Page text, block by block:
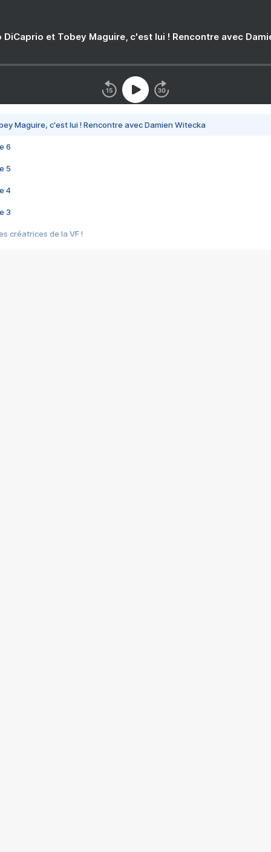
DiCaprio et Tobey Maguire, c'est lui ! Rencontre avec
Maguire, c'est lui ! Rencontre avec Damien Witecka
6
5
4
3
créatrices de la VF !